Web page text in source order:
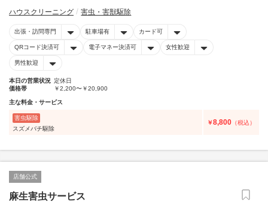
ハウスクリーニング 害虫・害獣駆除
出張・訪問専門 駐車場有 カード可
QRコード決済可 電子マネー決済可 女性歓迎
男性歓迎
本日の営業状況 定休日
価格帯
￥2,200〜￥20,900
主な料金・サービス
害虫駆除
スズメバチ駆除
￥8,800 （税込）
店舗公式
麻生害虫サービス